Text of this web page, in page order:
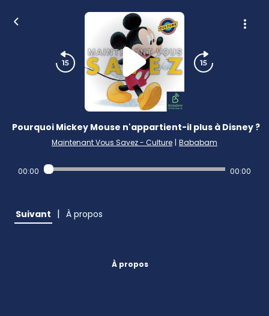
Pourquoi Mickey Mouse n'appartient-il plus à Disney ?
Maintenant Vous Savez - Culture | Bababam
00:00 00:00
Suivant | À propos
À propos